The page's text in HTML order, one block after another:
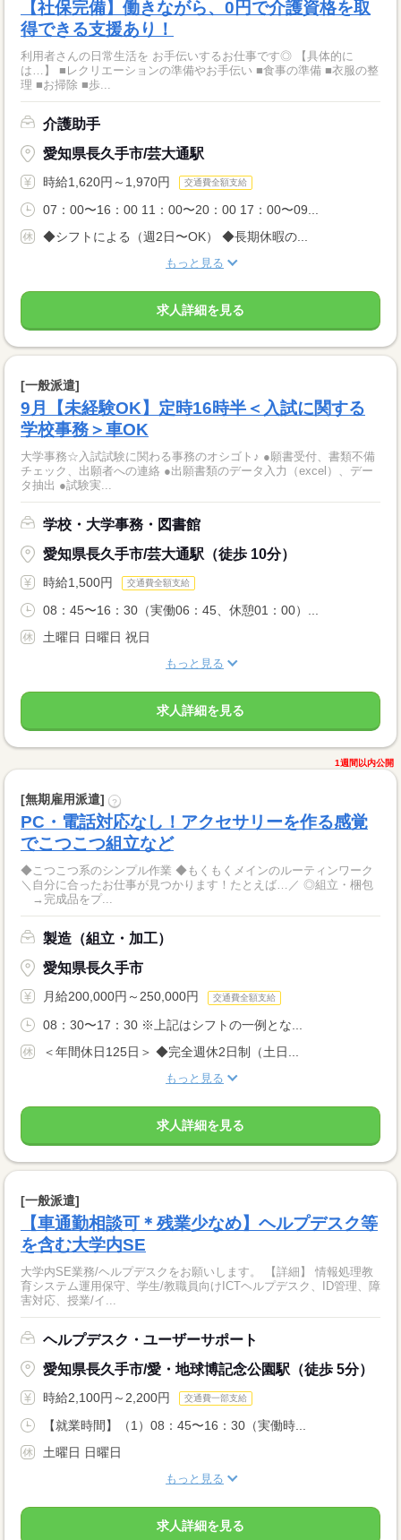
【社保完備】働きながら、0円で介護資格を取
得できる支援あり！
利用者さんの日常生活を お手伝いするお仕事です◎ 【具体的に
は…】 ■レクリエーションの準備やお手伝い ■食事の準備 ■衣服の整
理 ■お掃除 ■歩...
介護助手
愛知県長久手市/芸大通駅
時給1,620円～1,970円 交通費全額支給
07：00〜16：00 11：00〜20：00 17：00〜09...
◆シフトによる（週2日〜OK） ◆長期休暇の...
もっと見る
求人詳細を見る
[一般派遣]
9月【未経験OK】定時16時半＜入試に関する
学校事務＞車OK
大学事務☆入試試験に関わる事務のオシゴト♪ ●願書受付、書類不備
チェック、出願者への連絡 ●出願書類のデータ入力（excel）、デー
タ抽出 ●試験実...
学校・大学事務・図書館
愛知県長久手市/芸大通駅（徒歩 10分）
時給1,500円 交通費全額支給
08：45〜16：30（実働06：45、休憩01：00）...
土曜日 日曜日 祝日
もっと見る
求人詳細を見る
1週間以内公開
[無期雇用派遣] ?
PC・電話対応なし！アクセサリーを作る感覚
でこつこつ組立など
◆こつこつ系のシンプル作業 ◆もくもくメインのルーティンワーク
＼自分に合ったお仕事が見つかります！たとえば…／ ◎組立・梱包
→完成品をプ...
製造（組立・加工）
愛知県長久手市
月給200,000円～250,000円 交通費全額支給
08：30〜17：30 ※上記はシフトの一例とな...
＜年間休日125日＞ ◆完全週休2日制（土日...
もっと見る
求人詳細を見る
[一般派遣]
【車通勤相談可＊残業少なめ】ヘルプデスク等
を含む大学内SE
大学内SE業務/ヘルプデスクをお願いします。 【詳細】 情報処理教
育システム運用保守、学生/教職員向けICTヘルプデスク、ID管理、障
害対応、授業/イ...
ヘルプデスク・ユーザーサポート
愛知県長久手市/愛・地球博記念公園駅（徒歩 5分）
時給2,100円～2,200円 交通費一部支給
【就業時間】（1）08：45〜16：30（実働時...
土曜日 日曜日
もっと見る
求人詳細を見る